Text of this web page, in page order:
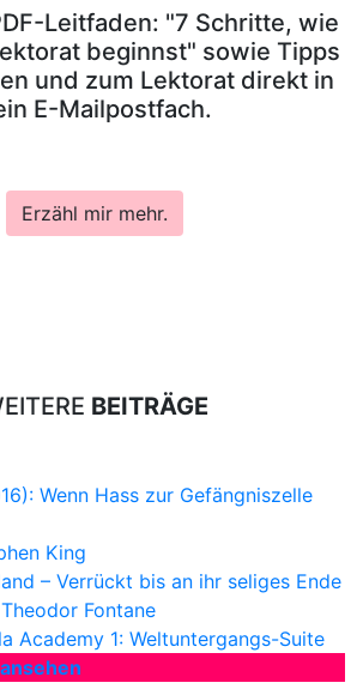
Leitfaden: "7 Schritte, wie
beginnst" sowie Tipps
und zum Lektorat direkt in
E-Mailpostfach.
Erzähl mir mehr.
BEITRÄGE
Wenn Hass zur Gefängniszelle
King
– Verrückt bis an ihr seliges Ende
Fontane
Academy 1: Weltuntergangs-Suite